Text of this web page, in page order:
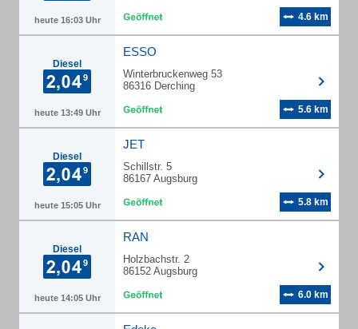
heute 16:03 Uhr 4.6 km
Diesel
heute 13:49 Uhr
ESSO
Winterbruckenweg 53
86316 Derching
5.6 km
Diesel
heute 15:05 Uhr
JET
Schillstr. 5
86167 Augsburg
5.8 km
Diesel
heute 14:05 Uhr
RAN
Holzbachstr. 2
86152 Augsburg
6.0 km